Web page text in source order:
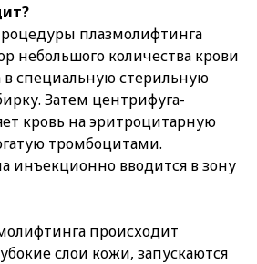
плазмолифтинга
небольшого количества крови
специальную стерильную
Затем центрифуга-
кровь на эритроцитарную
тромбоцитами.
инъекционно вводится в зону
происходит
слои кожи, запускаются